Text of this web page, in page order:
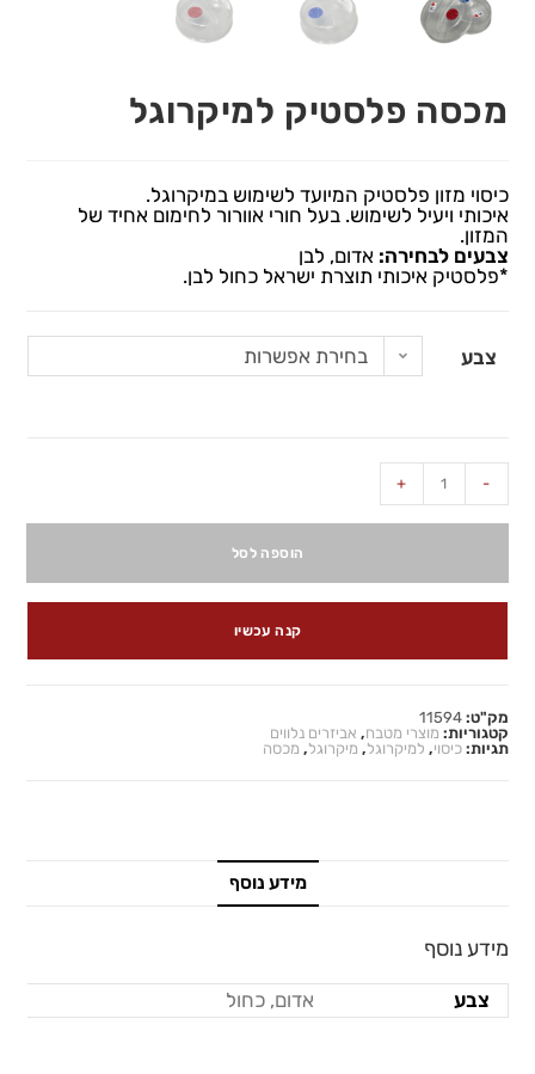
מכסה פלסטיק למיקרוגל
כיסוי מזון פלסטיק המיועד לשימוש במיקרוגל.
איכותי ויעיל לשימוש. בעל חורי אוורור לחימום אחיד של
המזון.
צבעים לבחירה: אדום, לבן
*פלסטיק איכותי תוצרת ישראל כחול לבן.
צבע בחירת אפשרות
-
+
הוספה לסל
קנה עכשיו
מק"ט:11594
קטגוריות: מוצרי מטבח, אביזרים נלווים
תגיות:כיסוי, למיקרוגל, מיקרוגל, מכסה
מידע נוסף
מידע נוסף
צבע אדום, כחול